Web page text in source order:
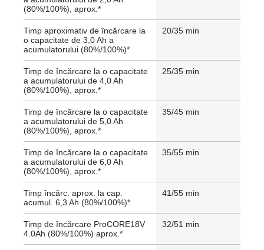
(80%/100%), aprox.*
Timp aproximativ de încărcare la
o capacitate de 3,0 Ah a
acumulatorului (80%/100%)*
20/35 min
Timp de încărcare la o capacitate
a acumulatorului de 4,0 Ah
(80%/100%), aprox.*
25/35 min
Timp de încărcare la o capacitate
a acumulatorului de 5,0 Ah
(80%/100%), aprox.*
35/45 min
Timp de încărcare la o capacitate
a acumulatorului de 6,0 Ah
(80%/100%), aprox.*
35/55 min
Timp încărc. aprox. la cap.
acumul. 6,3 Ah (80%/100%)*
41/55 min
Timp de încărcare ProCORE18V
4.0Ah (80%/100%) aprox.*
32/51 min